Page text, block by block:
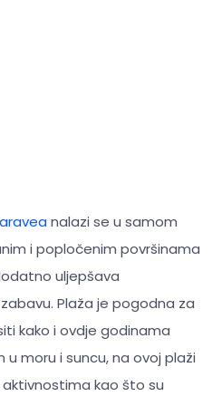
nalazi se u samom
i popločenim površinama
uljepšava
Plaža je pogodna za
kako i ovdje godinama
u moru i suncu, na ovoj plaži
kao što su